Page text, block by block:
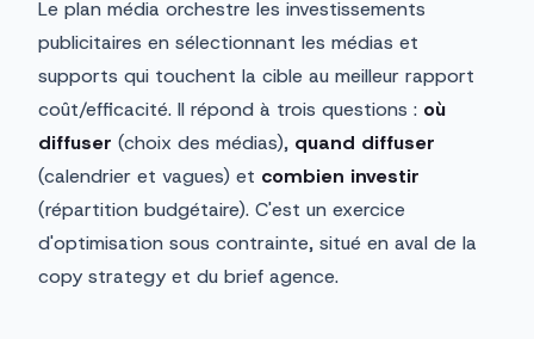
Le plan média orchestre les investissements
publicitaires en sélectionnant les médias et
supports qui touchent la cible au meilleur rapport
coût/efficacité. Il répond à trois questions : où
diffuser (choix des médias), quand diffuser
(calendrier et vagues) et combien investir
(répartition budgétaire). C'est un exercice
d'optimisation sous contrainte, situé en aval de la
copy strategy et du brief agence.